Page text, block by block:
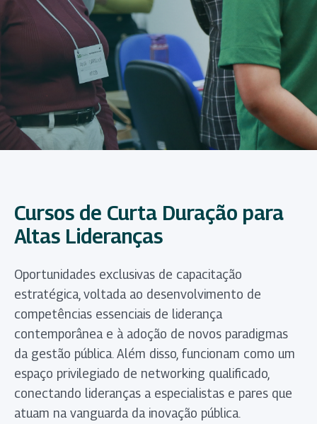
Cursos de Curta Duração para
Altas Lideranças
Oportunidades exclusivas de capacitação
estratégica, voltada ao desenvolvimento de
competências essenciais de liderança
contemporânea e à adoção de novos paradigmas
da gestão pública. Além disso, funcionam como um
espaço privilegiado de networking qualificado,
conectando lideranças a especialistas e pares que
atuam na vanguarda da inovação pública.